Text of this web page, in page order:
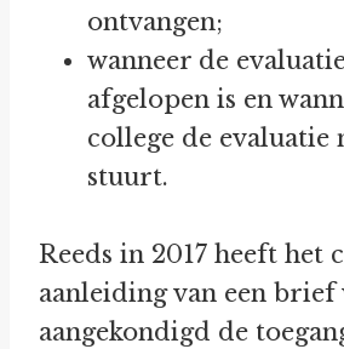
ontvangen;
wanneer de
afgelopen is en
college de evaluatie
stuurt.
Reeds in 2017 heeft het
aanleiding van een brief
aangekondigd de